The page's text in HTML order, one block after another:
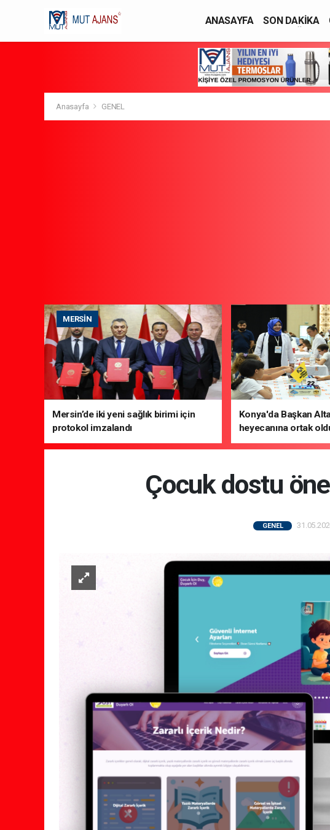
ANASAYFA SON DAKİKA
Anasayfa GENEL
MERSIN
Mersin’de iki yeni sağlık birimi için
protokol imzalandı
Konya'da Başkan
heyecanına ortak
Çocuk dostu
GENEL